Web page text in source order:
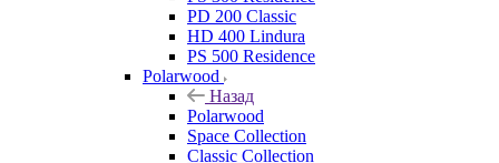
PD 200 Classic
HD 400 Lindura
PS 500 Residence
Polarwood
Назад
Polarwood
Space Collection
Classic Collection